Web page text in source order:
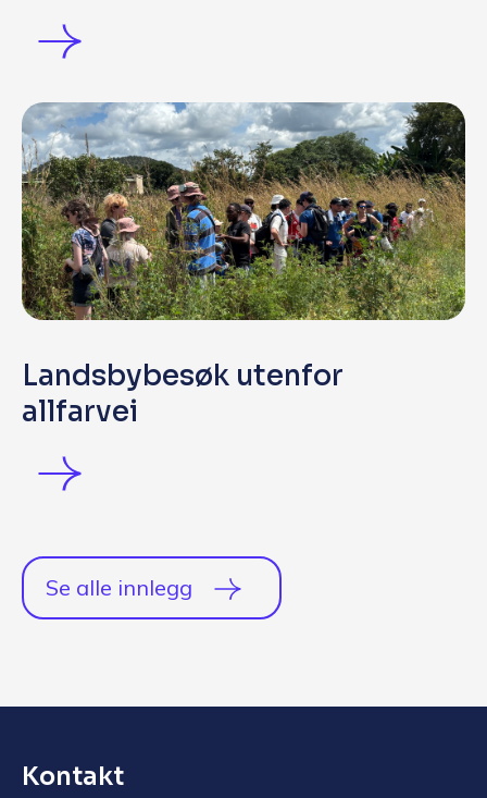
Landsbybesøk utenfor
allfarvei
Se alle innlegg
Kontakt